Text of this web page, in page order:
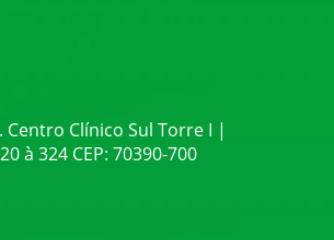
Centro Clínico Sul Torre I |
à 324 CEP: 70390-700